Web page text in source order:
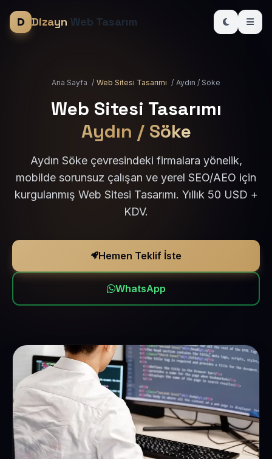
Dizayn Web Tasarım
Ana Sayfa / Web Sitesi Tasarımı / Aydın / Söke
Web Sitesi Tasarımı
Aydın / Söke
Aydın Söke çevresindeki firmalara yönelik,
mobilde sorunsuz çalışan ve yerel SEO/AEO için
kurgulanmış Web Sitesi Tasarımı. Yıllık 50 USD +
KDV.
Hemen Teklif İste
WhatsApp